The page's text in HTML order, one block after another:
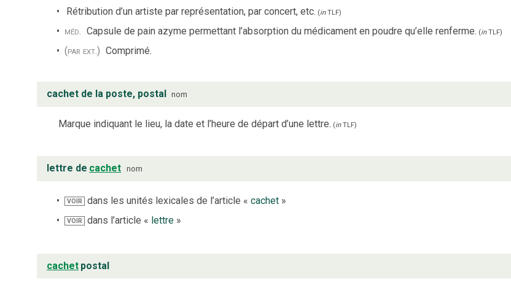
Rétribution d’un artiste par représentation, par concert, etc. (inTLF)
méd. Capsule de pain azyme permettant l’absorption du médicament en poudre qu’elle renferme. (inTLF)
(par ext.) Comprimé.
cachet de la poste, postal nom
Marque indiquant le lieu, la date et l’heure de départ d’une lettre. (inTLF)
lettre de cachet nom
VOIR dans les unités lexicales de l’article «cachet »
VOIR dans l’article « lettre »
cachet postal